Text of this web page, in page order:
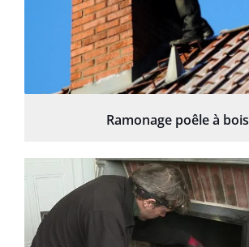
Ramonage poêle à bois